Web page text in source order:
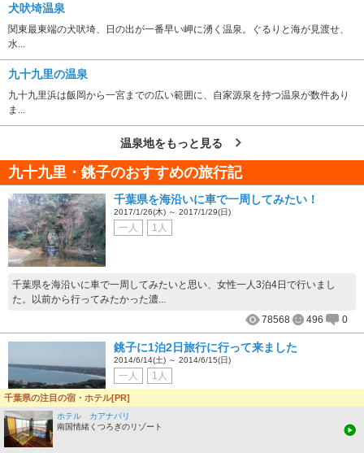
犬吠埼温泉
関東最東端の犬吠埼、日の出が一番早い岬に湧く温泉。ぐるりと海が見渡せ、
水...
九十九里の温泉
九十九里浜は飯岡から一宮までの広い範囲に、自家源泉を持つ温泉が数件あり
ま...
温泉地をもっと見る
九十九里・銚子のおすすめの旅行記
千葉県を海沿いに車で一周してみたい！
2017/1/26(木) ～ 2017/1/29(日)
一人 1人
千葉県を海沿いに車で一周してみたいと思い、女性一人3泊4日で行いまし
た。以前から行ってみたかった濃...
78568
496 0
銚子に1泊2日旅行に行って来ました
2014/6/14(土) ～ 2014/6/15(日)
一人 1人
銚子に1泊2日旅行に行って来ました。銚子駅まで電車で行き、観光地間の移
動は岬めぐりシャトルバスの2日...
千葉県の注目の宿・ホテル[PR]
ホテル カアナパリ
南国情緒くつろぎのリゾート